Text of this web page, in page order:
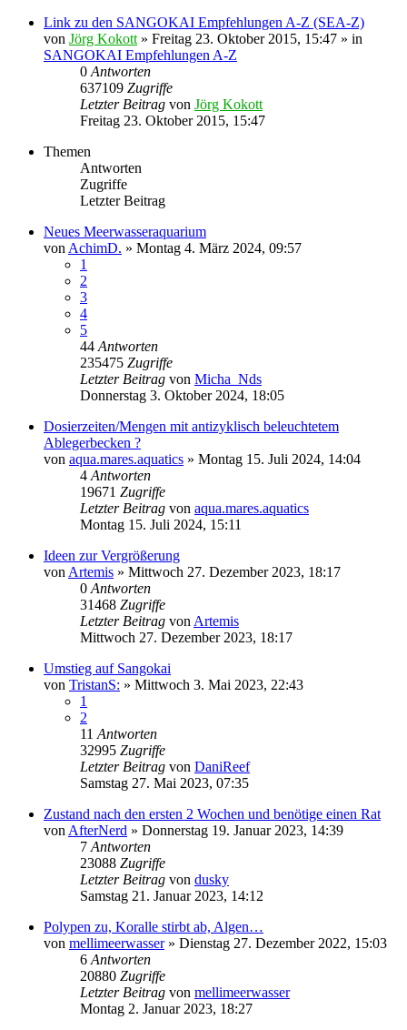
Link zu den SANGOKAI Empfehlungen A-Z (SEA-Z)
von Jörg Kokott » Freitag 23. Oktober 2015, 15:47 » in
SANGOKAI Empfehlungen A-Z
0 Antworten
637109 Zugriffe
Letzter Beitrag von Jörg Kokott
Freitag 23. Oktober 2015, 15:47
Themen
Antworten
Zugriffe
Letzter Beitrag
Neues Meerwasseraquarium
von AchimD. » Montag 4. März 2024, 09:57
1
2
3
4
5
44 Antworten
235475 Zugriffe
Letzter Beitrag von Micha_Nds
Donnerstag 3. Oktober 2024, 18:05
Dosierzeiten/Mengen mit antizyklisch beleuchtetem
Ablegerbecken ?
von aqua.mares.aquatics » Montag 15. Juli 2024, 14:04
4 Antworten
19671 Zugriffe
Letzter Beitrag von aqua.mares.aquatics
Montag 15. Juli 2024, 15:11
Ideen zur Vergrößerung
von Artemis » Mittwoch 27. Dezember 2023, 18:17
0 Antworten
31468 Zugriffe
Letzter Beitrag von Artemis
Mittwoch 27. Dezember 2023, 18:17
Umstieg auf Sangokai
von TristanS: » Mittwoch 3. Mai 2023, 22:43
1
2
11 Antworten
32995 Zugriffe
Letzter Beitrag von DaniReef
Samstag 27. Mai 2023, 07:35
Zustand nach den ersten 2 Wochen und benötige einen Rat
von AfterNerd » Donnerstag 19. Januar 2023, 14:39
7 Antworten
23088 Zugriffe
Letzter Beitrag von dusky
Samstag 21. Januar 2023, 14:12
Polypen zu, Koralle stirbt ab, Algen…
von mellimeerwasser» Dienstag 27. Dezember 2022, 15:03
6 Antworten
20880 Zugriffe
Letzter Beitrag von mellimeerwasser
Montag 2. Januar 2023, 18:27